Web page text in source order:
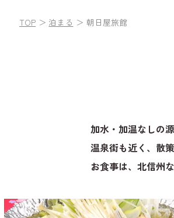
他加盟施設
TOP 泊まる 朝日屋旅館
加水・加温なしの
温泉街も近く、散
お食事は、北信州